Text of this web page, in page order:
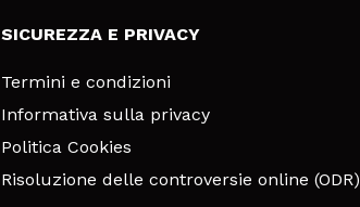
SICUREZZA E PRIVACY
Termini e condizioni
Informativa sulla privacy
Politica Cookies
Risoluzione delle controversie online (ODR)